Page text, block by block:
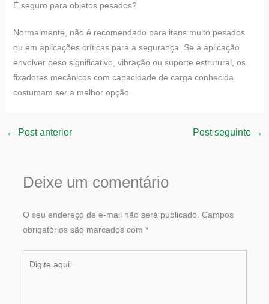
É seguro para objetos pesados?
Normalmente, não é recomendado para itens muito pesados
ou em aplicações críticas para a segurança. Se a aplicação
envolver peso significativo, vibração ou suporte estrutural, os
fixadores mecânicos com capacidade de carga conhecida
costumam ser a melhor opção.
← Post anterior Post seguinte →
Deixe um comentário
O seu endereço de e-mail não será publicado. Campos
obrigatórios são marcados com *
aqui...